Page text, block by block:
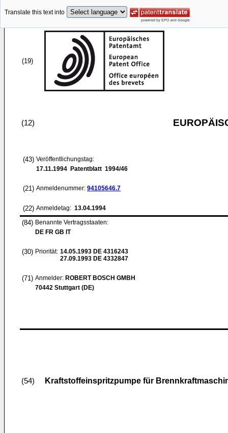
Translate this text into
(19)
(12)
(43) Veröffentlichungstag:
17.11.1994 Patentblatt 1994/46
(21) Anmeldenummer: 94105646.7
(22) Anmeldetag: 13.04.1994
(84) Benannte Vertragsstaaten:
DE FR GB IT
(30) Priorität: 14.05.1993 DE 4316243
27.09.1993 DE 4332847
(71) Anmelder: ROBERT BOSCH GMBH
70442 Stuttgart (DE)
(54) Kraftstoffeinspritzpumpe für